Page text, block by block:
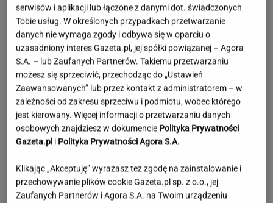
Polskie korzenie i hollywoodzki dorobek. Mało
kto zna jej historię
serwisów i aplikacji lub łączone z danymi dot. świadczonych
Tobie usług. W określonych przypadkach przetwarzanie
danych nie wymaga zgody i odbywa się w oparciu o
uzasadniony interes Gazeta.pl, jej spółki powiązanej – Agora
S.A. – lub Zaufanych Partnerów. Takiemu przetwarzaniu
możesz się sprzeciwić, przechodząc do „Ustawień
Zaawansowanych” lub przez kontakt z administratorem – w
zależności od zakresu sprzeciwu i podmiotu, wobec którego
jest kierowany. Więcej informacji o przetwarzaniu danych
osobowych znajdziesz w dokumencie Polityka Prywatności
Gazeta.pl i Polityka Prywatności Agora S.A.
Klikając „Akceptuję” wyrażasz też zgodę na zainstalowanie i
przechowywanie plików cookie Gazeta.pl sp. z o.o., jej
Zaufanych Partnerów i Agora S.A. na Twoim urządzeniu